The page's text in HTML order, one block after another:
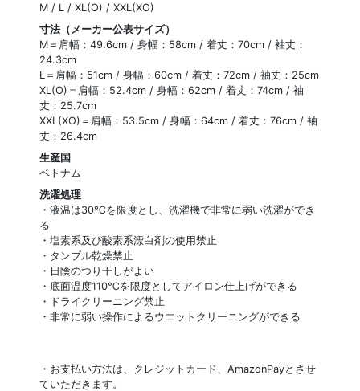
M / L / XL(O) / XXL(XO)
寸法（メーカー公表サイズ）
M＝肩幅：49.6cm / 身幅：58cm / 着丈：70cm / 袖丈：
24.3cm
L＝肩幅：51cm / 身幅：60cm / 着丈：72cm / 袖丈：25cm
XL(O)＝肩幅：52.4cm / 身幅：62cm / 着丈：74cm / 袖
丈：25.7cm
XXL(XO)＝肩幅：53.5cm / 身幅：64cm / 着丈：76cm / 袖
丈：26.4cm
生産国
ベトナム
洗濯処理
・液温は30℃を限度とし、洗濯機で非常に弱い洗濯ができ
る
・塩素系及び酸素系漂白剤の使用禁止
・タンブル乾燥禁止
・日陰のつり干しがよい
・底面温度110℃を限度としてアイロン仕上げができる
・ドライクリーニング禁止
・非常に弱い操作によるウエットクリーニングができる
・お支払い方法は、クレジットカード、AmazonPayとさせ
ていただきます。